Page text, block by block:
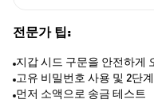
전문가 팁:
지갑 시드 구문을 안전하게
고유 비밀번호 사용 및 2단
먼저 소액으로 송금 테스트